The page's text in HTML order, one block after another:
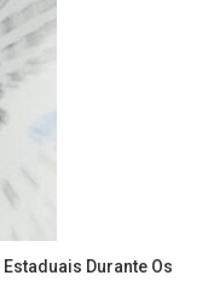
Durante Os